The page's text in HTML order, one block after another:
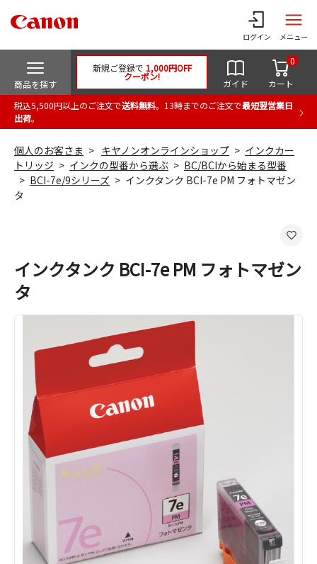
ログイン メニュー
商品を探す
新規ご登録で 1,000円OFF
クーポン!
ガイド カート
0
税込5,500円以上のご注文で送料無料。13時までのご注文で最短翌営業日
出荷。
個人のお客さま キヤノンオンラインショップ
インクカー
トリッジ
インクの型番から選ぶ
BC/BCIから始まる型番
BCI-7e/9シリーズ
インクタンク BCI-7e PM フォトマゼン
タ
インクタンク BCI-7e PM フォトマゼン
タ